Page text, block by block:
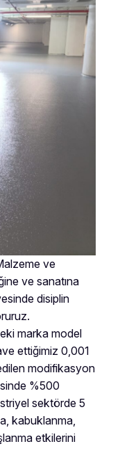
ve
ve sanatına
disiplin
marka model
ettiğimiz 0,001
modifikasyon
%500
sektörde 5
kabuklanma,
etkilerini